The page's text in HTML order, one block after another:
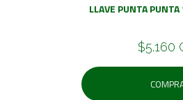
LLAVE PUNTA
$5.160